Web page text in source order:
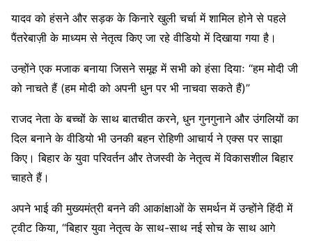
यादव को हंसने और सड़क के किनारे खुली चर्चा में शामिल होने से पहले
पैंतरेबाज़ी के माध्यम से नेतृत्व किए जा रहे वीडियो में दिखाया गया है।
उन्होंने एक मजाक बनाया जिसने समूह में सभी को हंसा दियाः “हम मोदी जी
को नाचते हैं (हम मोदी को अपनी धुन पर भी नाचवा सकते हैं)”
राजद नेता के बच्चों के साथ बातचीत करने, धुन गुनगुनाने और उंगलियों का
दिल बनाने के वीडियो भी उनकी बहन रोहिणी आचार्य ने एक्स पर साझा
किए। बिहार के युवा परिवर्तन और तेजस्वी के नेतृत्व में विकासशील बिहार
चाहते हैं।
अपने भाई की मुख्यमंत्री बनने की आकांक्षाओं के समर्थन में उन्होंने हिंदी में
ट्वीट किया, “बिहार युवा नेतृत्व के साथ-साथ नई सोच के साथ आगे